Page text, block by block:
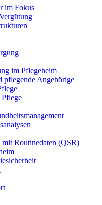
im Fokus
im Pflegeheim
pflegende Angehörige
mit Routinedaten (QSR)